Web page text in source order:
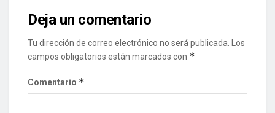
Deja un comentario
Tu dirección de correo electrónico no será publicada.
Los
campos obligatorios están marcados con *
Comentario *